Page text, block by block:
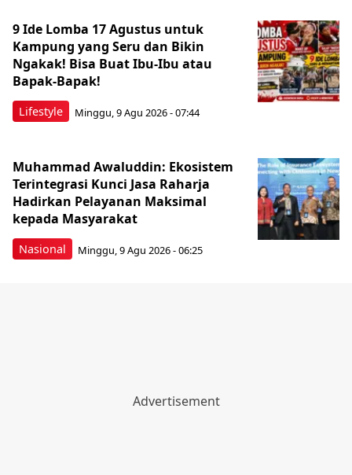
Lifestyle
9 Ide Lomba 17 Agustus untuk
Kampung yang Seru dan Bikin
Ngakak! Bisa Buat Ibu-Ibu atau
Bapak-Bapak!
Minggu, 9 Agu 2026 - 07:44
Nasional
Muhammad Awaluddin: Ekosistem
Terintegrasi Kunci Jasa Raharja
Hadirkan Pelayanan Maksimal
kepada Masyarakat
Minggu, 9 Agu 2026 - 06:25